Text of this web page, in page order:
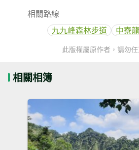
相關路線
九九峰森林步道
中寮
此版權屬原作者，請勿
相關相簿